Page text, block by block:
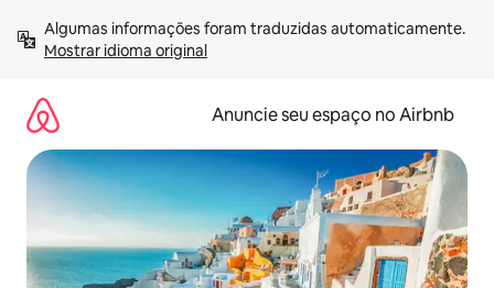
para
Mostrar idioma original
Anuncie seu espaço no Airbnb